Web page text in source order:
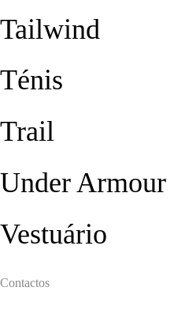
Tailwind
Ténis
Trail
Under Armour
Vestuário
Contactos